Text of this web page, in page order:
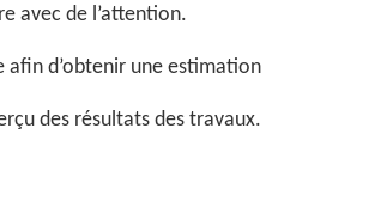
avec de l’attention.
d’obtenir une estimation
des résultats des travaux.